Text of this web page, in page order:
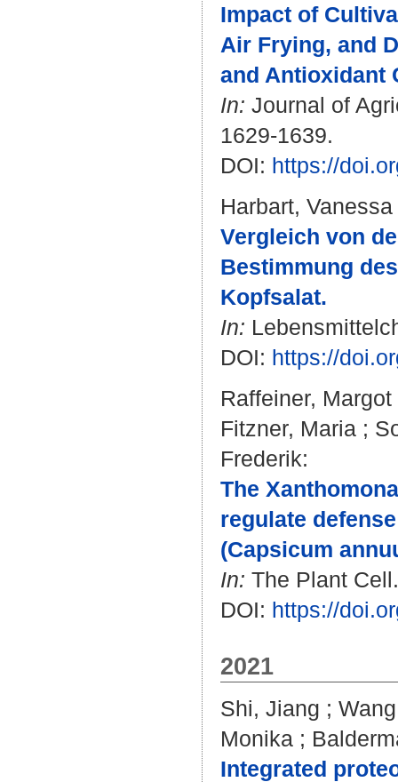
Impact of
Air Frying, and
and Antioxidant
In: Journal of
1629-1639.
DOI: https://
Harbart, Vanessa
Vergleich von
Bestimmung
Kopfsalat.
In:
DOI: https://
Raffeiner, Margot
Fitzner, Maria ;
Frederik:
The
regulate
(Capsicum
In: The Plant
DOI: https://
2021
Shi, Jiang ;
Monika ;
Integrated